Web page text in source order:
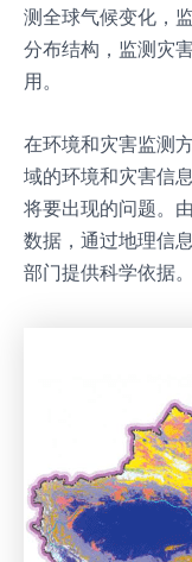
测全球气候变化，
分布结构，监测灾
用。
在环境和灾害监测
域的环境和灾害信
将要出现的问题。
数据，通过地理信
部门提供科学依据。